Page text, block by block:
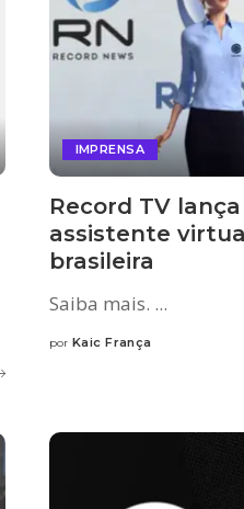
IMPRENSA
Record TV
assistente
brasileira
Saiba mais. ...
Posted
por Kaic França